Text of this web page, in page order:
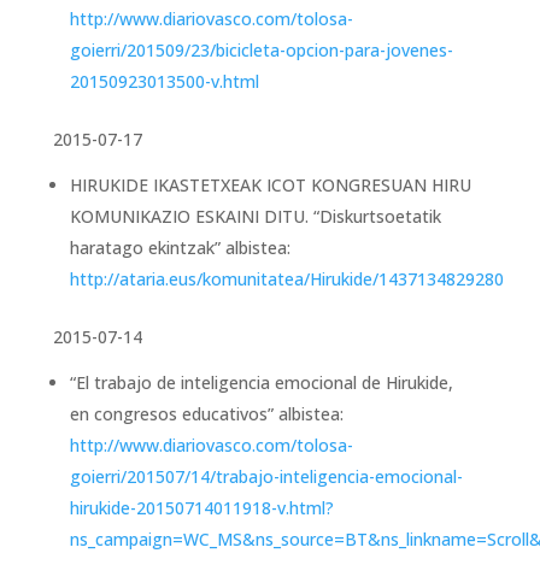
http://www.diariovasco.com/tolosa-
goierri/201509/23/bicicleta-opcion-para-jovenes-
20150923013500-v.html
2015-07-17
HIRUKIDE IKASTETXEAK ICOT KONGRESUAN HIRU
KOMUNIKAZIO ESKAINI DITU. “Diskurtsoetatik
haratago ekintzak” albistea:
http://ataria.eus/komunitatea/Hirukide/1437134829280
2015-07-14
“El trabajo de inteligencia emocional de Hirukide,
en congresos educativos” albistea:
http://www.diariovasco.com/tolosa-
goierri/201507/14/trabajo-inteligencia-emocional-
hirukide-20150714011918-v.html?